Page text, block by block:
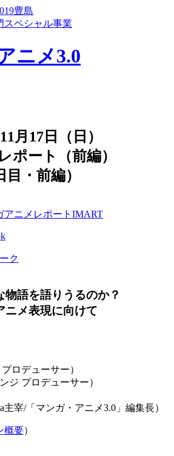
月17日（日）
ポート（前編）
・前編）
アニメ レポート IMART
ク
物語を語りうるのか？
ニメ表現に向けて
ロデューサー）
ジ プロデューサー）
主宰/「マンガ・アニメ3.0」編集長）
概要）